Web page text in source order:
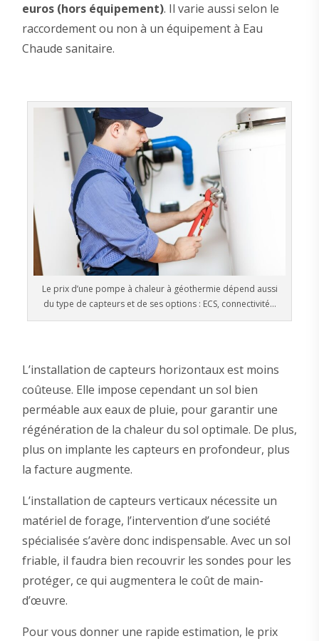
euros (hors équipement). Il varie aussi selon le
raccordement ou non à un équipement à Eau
Chaude sanitaire.
Le prix d’une pompe à chaleur à géothermie dépend aussi
du type de capteurs et de ses options : ECS, connectivité…
L’installation de capteurs horizontaux est moins
coûteuse. Elle impose cependant un sol bien
perméable aux eaux de pluie, pour garantir une
régénération de la chaleur du sol optimale. De plus,
plus on implante les capteurs en profondeur, plus
la facture augmente.
L’installation de capteurs verticaux nécessite un
matériel de forage, l’intervention d’une société
spécialisée s’avère donc indispensable. Avec un sol
friable, il faudra bien recouvrir les sondes pour les
protéger, ce qui augmentera le coût de main-
d’œuvre.
Pour vous donner une rapide estimation, le prix